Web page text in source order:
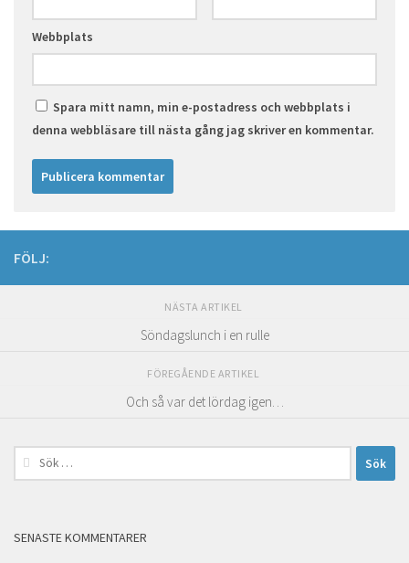
Webbplats
Spara mitt namn, min e-postadress och webbplats i
denna webbläsare till nästa gång jag skriver en kommentar.
FÖLJ:
NÄSTA ARTIKEL
Söndagslunch i en rulle
FÖREGÅENDE ARTIKEL
Och så var det lördag igen…
Sök
efter:
SENASTE KOMMENTARER